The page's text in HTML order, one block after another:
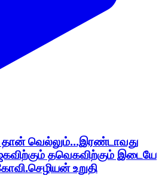
தான் வெல்லும்...இரண்டாவது
தவெகவிற்கும் இடையே
உறுதி